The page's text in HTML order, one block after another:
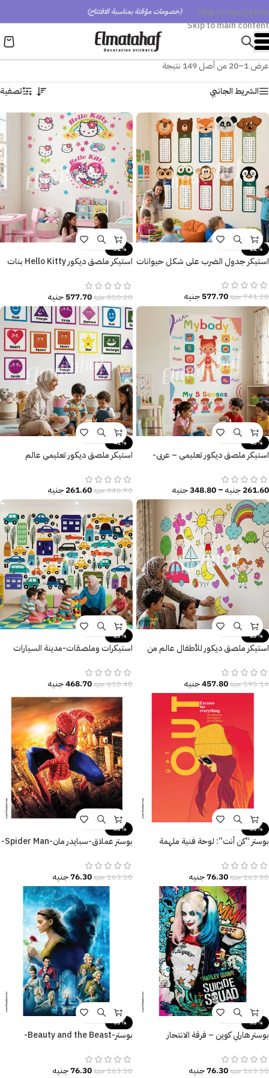
Skip to navigation
Skip to main content
(خصومات مؤقتة بمناسبة الافتتاح)
عرض 1–20 من أصل 149 نتيجة
الشريط الجانبي
تصفية
-22%
استيكر جدول الضرب على شكل حيوانات
741.20جنيه577.70جنيه
-32%
استيكر ملصق ديكور Hello Kitty بنات
850.20جنيه577.70جنيه
-43%
استيكر ملصق ديكور تعليمي – عربي-
261.60جنيه–
348.80جنيه
-41%
استيكر ملصق ديكور تعليمي عالم
446.90جنيه261.60جنيه
-23%
استيكر ملصق ديكور للأطفال عالم من
595.14جنيه457.80جنيه
-23%
استيكرات وملصقات-مدينة السيارات
610.40جنيه468.70جنيه
-53%
بوستر “كن أنت”: لوحة فنية ملهمة
163.50جنيه76.30جنيه
-53%
بوستر عملاق-سبايدر مان-Spider Man-
163.50جنيه76.30جنيه
-53%
بوستر هارلي كوين – فرقة الانتحار
ملون.
163.50جنيه76.30جنيه
-53%
بوستر-Beauty and the Beast-
163.50جنيه76.30جنيه